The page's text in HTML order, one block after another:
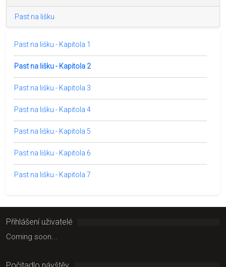
Past na lišku
Past na lišku - Kapitola 1
Past na lišku - Kapitola 2
Past na lišku - Kapitola 3
Past na lišku - Kapitola 4
Past na lišku - Kapitola 5
Past na lišku - Kapitola 6
Past na lišku - Kapitola 7
Přihlášení uživatelé
Coming soon...